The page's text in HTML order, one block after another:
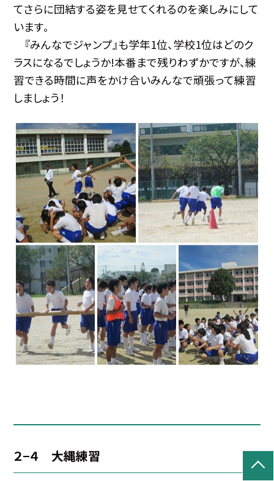
てさらに団結する姿を見せてくれるのを楽しみにして
います。
『みんなでジャンプ』も学年1位、学校1位はどのク
ラスになるでしょうか!本番まで残りわずかですが、練
習できる時間に声をかけ合いみんなで頑張って練習
しましょう！
２−４ 大縄練習